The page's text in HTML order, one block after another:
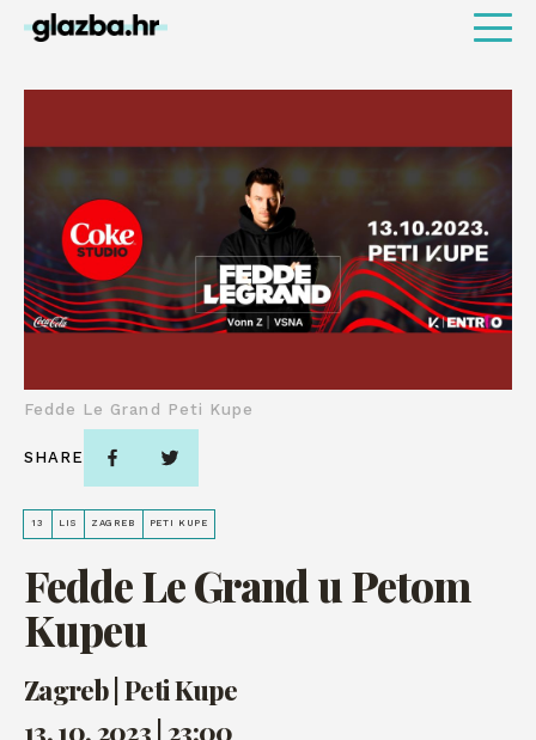
13 LIS ZAGREB PETI KUPE
Fedde Le Grand u Petom
Kupeu
Zagreb | Peti Kupe
13. 10. 2023 | 23:00
Fedde Le Grand Peti Kupe
SHARE